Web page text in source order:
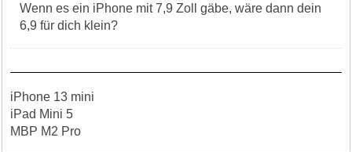
Wenn es ein iPhone mit 7,9 Zoll gäbe, wäre dann dein
6,9 für dich klein?
iPhone 13 mini
iPad Mini 5
MBP M2 Pro